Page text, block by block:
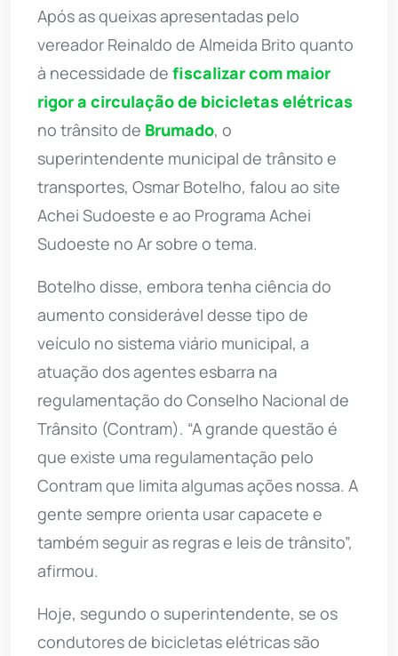
Após as queixas apresentadas pelo
vereador Reinaldo de Almeida Brito quanto
à necessidade de fiscalizar com maior
rigor a circulação de bicicletas elétricas
no trânsito de Brumado, o
superintendente municipal de trânsito e
transportes, Osmar Botelho, falou ao site
Achei Sudoeste e ao Programa Achei
Sudoeste no Ar sobre o tema.
Botelho disse, embora tenha ciência do
aumento considerável desse tipo de
veículo no sistema viário municipal, a
atuação dos agentes esbarra na
regulamentação do Conselho Nacional de
Trânsito (Contram). “A grande questão é
que existe uma regulamentação pelo
Contram que limita algumas ações nossa. A
gente sempre orienta usar capacete e
também seguir as regras e leis de trânsito”,
afirmou.
Hoje, segundo o superintendente, se os
condutores de bicicletas elétricas são